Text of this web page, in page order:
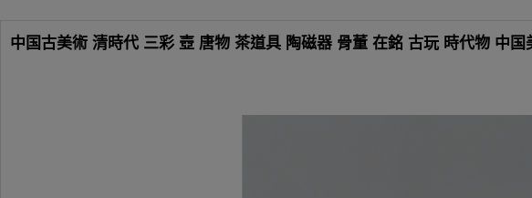
中国古美術 清時代 三彩 壺 唐物 茶道具 陶磁器 骨董 在銘 古玩 時代物 中